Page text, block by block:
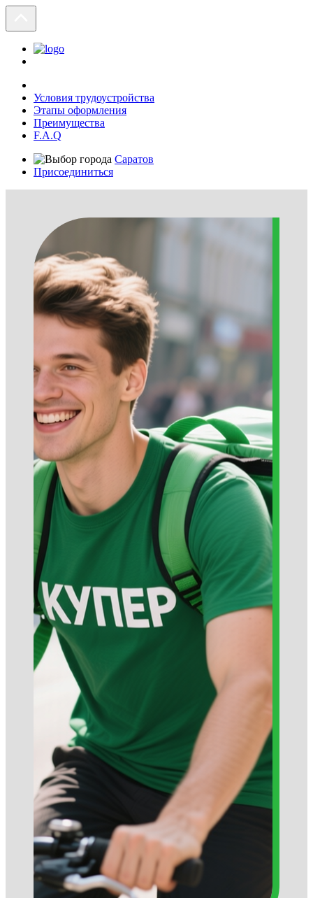
Условия трудоустройства
Этапы оформления
Преимущества
F.A.Q
Саратов
Присоединиться